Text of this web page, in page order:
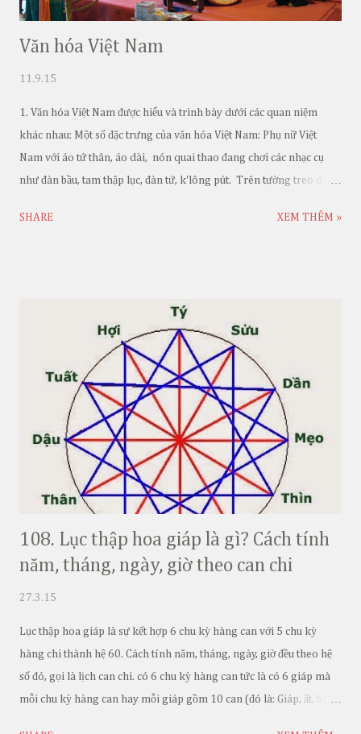
Văn hóa Việt Nam
11.9.15
1. Văn hóa Việt Nam được hiểu và trình bày dưới các quan niệm
khác nhau: Một số đặc trưng của văn hóa Việt Nam: Phụ nữ Việt
Nam với áo tứ thân, áo dài, nón quai thao đang chơi các nhạc cụ
như đàn bầu, tam thập lục, đàn tứ, k'lông pút. Trên tường treo đàn
SHARE
XEM THÊM »
108. Lục thập hoa giáp là gì? Cách tính
năm, tháng, ngày, giờ theo can chi
27.3.15
Lục thập hoa giáp là sự kết hợp 6 chu kỳ hàng can với 5 chu kỳ
hàng chi thành hệ 60. Cách tính năm, tháng, ngày, giờ đều theo hệ
số đó, gọi là lịch can chi. có 6 chu kỳ hàng can tức là có 6 giáp mà
mỗi chu kỳ hàng can hay mỗi giáp gồm 10 can (đó là: Giáp, ất, bính,